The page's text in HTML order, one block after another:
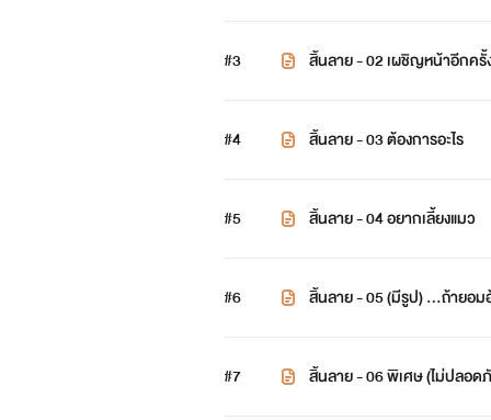
#3 สิ้นลาย - 02 เผชิญหน้าอีกครั้
#4 สิ้นลาย - 03 ต้องการอะไร
#5 สิ้นลาย - 04 อยากเลี้ยงแมว
#6 สิ้นลาย - 05 (มีรูป) …ถ้ายอ
#7 สิ้นลาย - 06 พิเศษ (ไม่ปลอด